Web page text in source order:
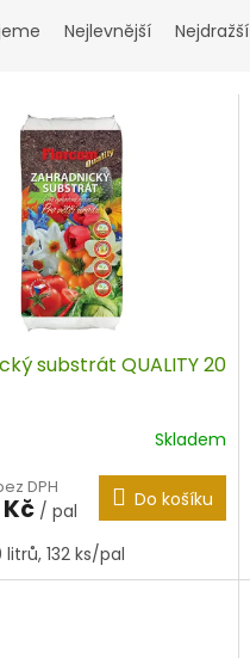
Nejlevnější Nejdražší
substrát QUALITY 20
Skladem
DPH
/ pal Do košíku
132 ks/pal